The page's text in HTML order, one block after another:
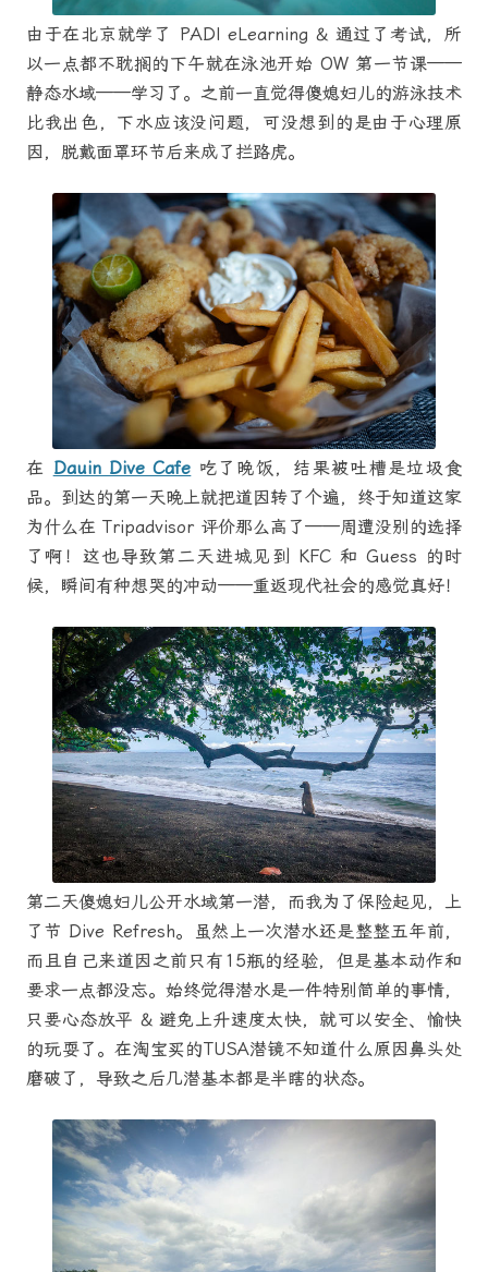
由于在北京就学了 PADI eLearning & 通过了考试，所
以一点都不耽搁的下午就在泳池开始 OW 第一节课——
静态水域——学习了。之前一直觉得傻媳妇儿的游泳技术
比我出色，下水应该没问题，可没想到的是由于心理原
因，脱戴面罩环节后来成了拦路虎。
在 Dauin Dive Cafe 吃了晚饭，结果被吐槽是垃圾食
品。到达的第一天晚上就把道因转了个遍，终于知道这家
为什么在 Tripadvisor 评价那么高了——周遭没别的选择
了啊！这也导致第二天进城见到 KFC 和 Guess 的时
候，瞬间有种想哭的冲动——重返现代社会的感觉真好！
第二天傻媳妇儿公开水域第一潜，而我为了保险起见，上
了节 Dive Refresh。虽然上一次潜水还是整整五年前，
而且自己来道因之前只有15瓶的经验，但是基本动作和
要求一点都没忘。始终觉得潜水是一件特别简单的事情，
只要心态放平 & 避免上升速度太快，就可以安全、愉快
的玩耍了。在淘宝买的TUSA潜镜不知道什么原因鼻头处
磨破了，导致之后几潜基本都是半瞎的状态。